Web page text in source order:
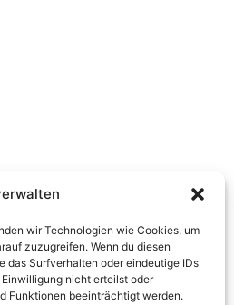
wir Technologien wie Cookies, um
zuzugreifen. Wenn du diesen
das Surfverhalten oder eindeutige IDs
nicht erteilst oder
Funktionen beeinträchtigt werden.